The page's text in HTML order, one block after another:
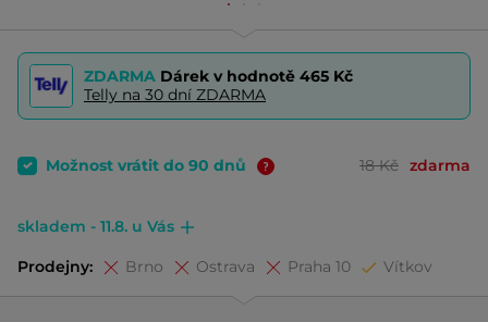
ZDARMA Dárek v hodnotě 465 Kč
Telly na 30 dní ZDARMA
Možnost vrátit do 90 dnů 18 Kč zdarma
skladem - 11.8. u Vás
Prodejny: Brno Ostrava Praha 10 Vítkov